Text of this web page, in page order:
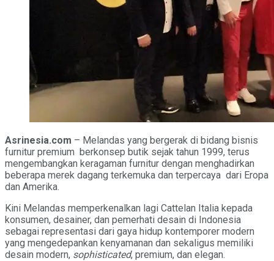
Asrinesia.com – Melandas yang bergerak di bidang bisnis
furnitur premium berkonsep butik sejak tahun 1999, terus
mengembangkan keragaman furnitur dengan menghadirkan
beberapa merek dagang terkemuka dan terpercaya dari Eropa
dan Amerika.
Kini Melandas memperkenalkan lagi Cattelan Italia kepada
konsumen, desainer, dan pemerhati desain di Indonesia
sebagai representasi dari gaya hidup kontemporer modern
yang mengedepankan kenyamanan dan sekaligus memiliki
desain modern, sophisticated, premium, dan elegan.